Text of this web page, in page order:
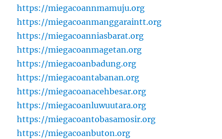
https://miegacoannmamuju.org
https://miegacoanmanggaraintt.org
https://miegacoanniasbarat.org
https://miegacoanmagetan.org
https://miegacoanbadung.org
https://miegacoantabanan.org
https://miegacoanacehbesar.org
https://miegacoanluwuutara.org
https://miegacoantobasamosir.org
https://miegacoanbuton.org